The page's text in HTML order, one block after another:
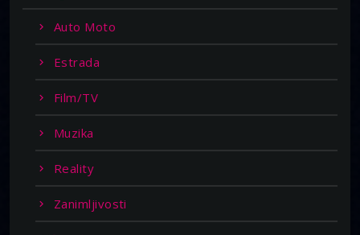
Auto Moto
Estrada
Film/TV
Muzika
Reality
Zanimljivosti